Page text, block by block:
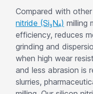
Compared with
nitride (Si₃N₄) milling
efficiency, reduces
grinding and
when high wear
and less abrasion is
slurries,